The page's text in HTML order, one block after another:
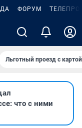
ФОРУМ
Льготный проезд с
что с ними